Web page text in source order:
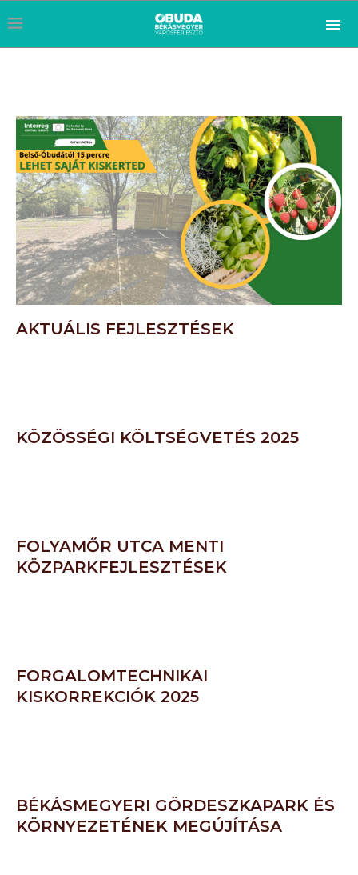
AKTUÁLIS FEJLESZTÉSEK
KÖZÖSSÉGI KÖLTSÉGVETÉS 2025
FOLYAMŐR UTCA MENTI
KÖZPARKFEJLESZTÉSEK
FORGALOMTECHNIKAI
KISKORREKCIÓK 2025
BÉKÁSMEGYERI GÖRDESZKAPARK ÉS
KÖRNYEZETÉNEK MEGÚJÍTÁSA